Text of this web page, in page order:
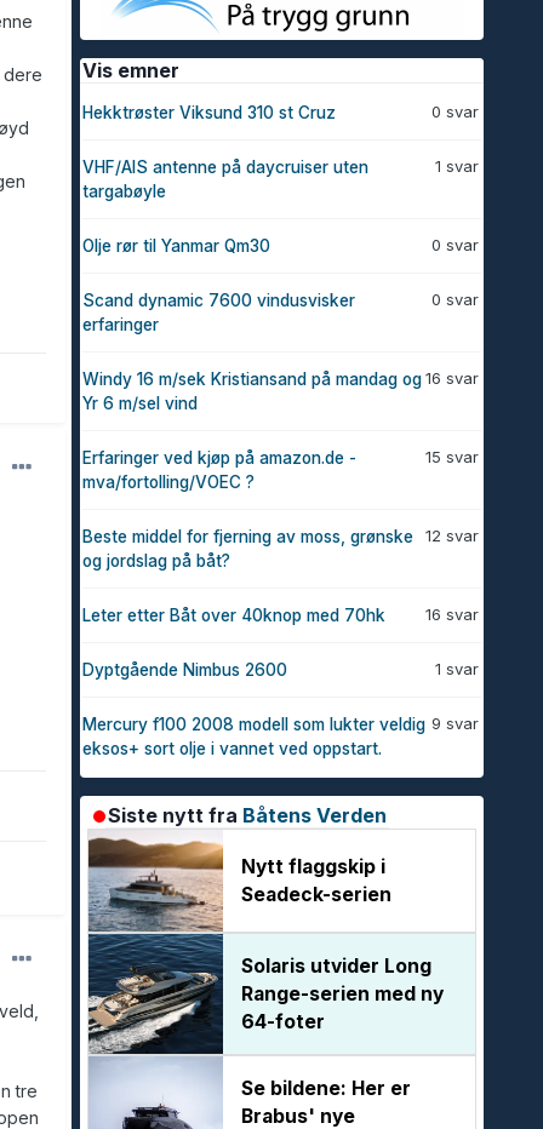
dere
tre
Vis emner
0 svar
Hekktrøster Viksund 310 st Cruz
1 svar
VHF/AIS antenne på daycruiser uten
targabøyle
0 svar
Olje rør til Yanmar Qm30
0 svar
Scand dynamic 7600 vindusvisker
erfaringer
16 svar
Windy 16 m/sek Kristiansand på mandag og
Yr 6 m/sel vind
15 svar
Erfaringer ved kjøp på amazon.de -
mva/fortolling/VOEC ?
12 svar
Beste middel for fjerning av moss, grønske
og jordslag på båt?
16 svar
Leter etter Båt over 40knop med 70hk
1 svar
Dyptgående Nimbus 2600
9 svar
Mercury f100 2008 modell som lukter veldig
eksos+ sort olje i vannet ved oppstart.
Siste nytt fra Båtens Verden
Nytt flaggskip i
Seadeck-serien
Solaris utvider Long
Range-serien med ny
64-foter
Se bildene: Her er
Brabus' nye